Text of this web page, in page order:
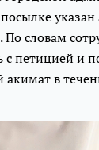
По словам
с петицией и
акимат в